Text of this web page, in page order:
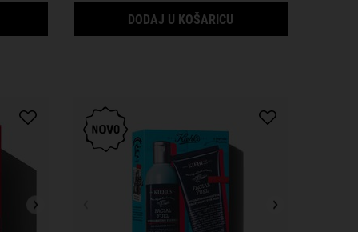
HYDRATION REFILLERY POKLON SET
DODAJ U KOŠARICU